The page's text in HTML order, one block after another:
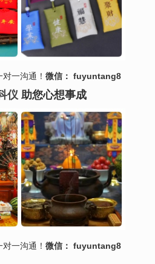
一沟通！ 微信： fuyuntang8
仪助您心想事成
一沟通！ 微信： fuyuntang8